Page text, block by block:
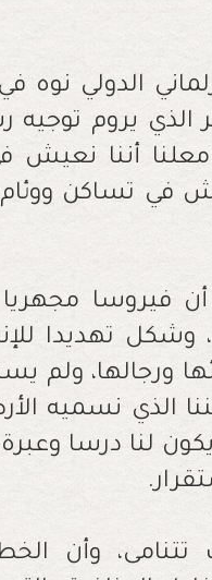
الدولي نوه
يروم توجيه
أننا نعيش
تساكن ووئام،
فيروسا مجهريا
تهديدا
ورجالها، ولم
الذي نسميه
لنا درسا
وأن